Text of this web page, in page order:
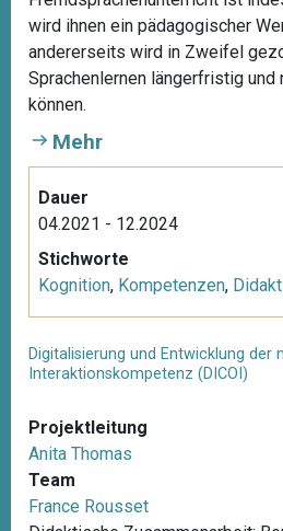
wird ihnen ein pädagogischer
andererseits wird in Zweifel
Sprachenlernen längerfristig und
können.
Mehr
Dauer
04.2021 - 12.2024
Stichworte
Kognition, Kompetenzen,
Digitalisierung und Entwicklung der
Interaktionskompetenz (DICOI)
Projektleitung
Anita Thomas
Team
France Rousset